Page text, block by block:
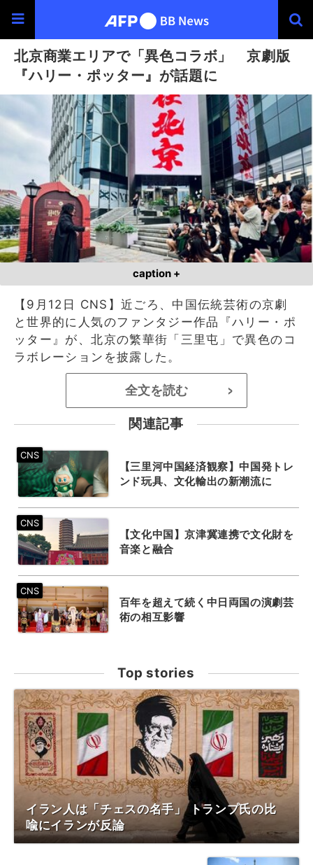
北京商業エリアで「異色コラボ」 京劇版
『ハリー・ポッター』が話題に
caption +
【9月12日 CNS】近ごろ、中国伝統芸術の京劇
と世界的に人気のファンタジー作品『ハリー・ポ
ッター』が、北京の繁華街「三里屯」で異色のコ
ラボレーションを披露した。
全文を読む >
関連記事
【三里河中国経済観察】中国発トレ
ンド玩具、文化輸出の新潮流に
【文化中国】京津冀連携で文化財を
音楽と融合
百年を超えて続く中日両国の演劇芸
術の相互影響
Top stories
イラン人は「チェスの名手」 トランプ氏の比
喩にイランが反論